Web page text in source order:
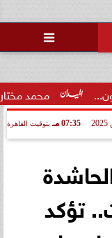

محمد مختار جمعة:
07:35 مـ بتوقيت القاهرة
تؤكد